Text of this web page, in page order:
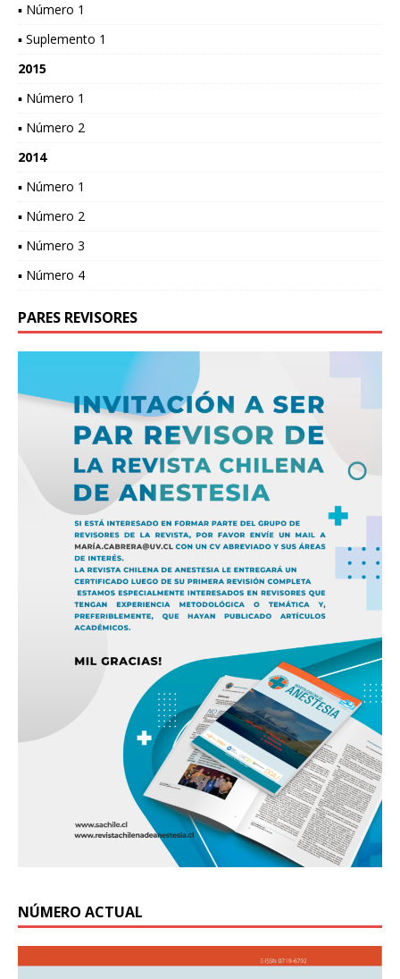
▪ Número 1
▪ Suplemento 1
2015
▪ Número 1
▪ Número 2
2014
▪ Número 1
▪ Número 2
▪ Número 3
▪ Número 4
PARES REVISORES
NÚMERO ACTUAL